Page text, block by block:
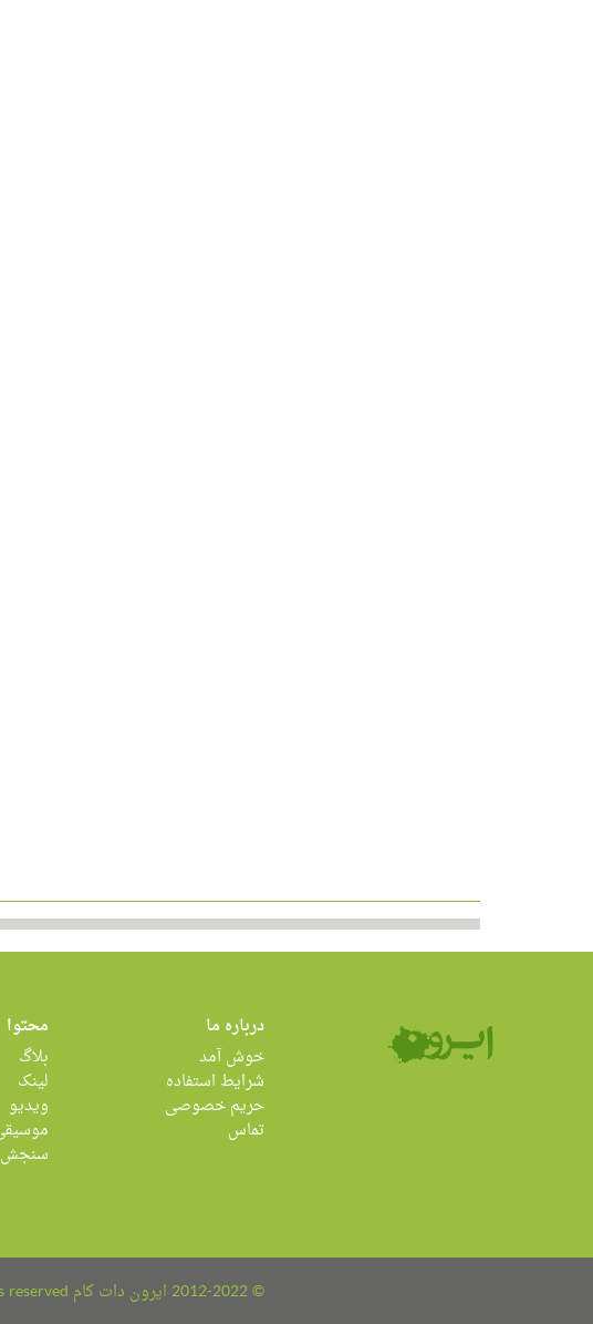
درباره ما
خوش آمد
شرایط استفاده
حریم خصوصی
تماس
محتوا
بلاگ
لینک
ویدیو
سنجش
© 2012-2022 ایرون دات کام all rights reserved